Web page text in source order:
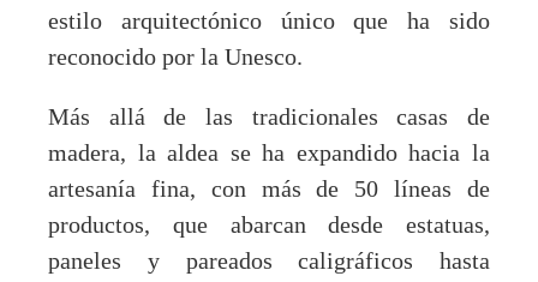
estilo arquitectónico único que ha sido
reconocido por la Unesco.
Más allá de las tradicionales casas de
madera, la aldea se ha expandido hacia la
artesanía fina, con más de 50 líneas de
productos, que abarcan desde estatuas,
paneles y pareados caligráficos hasta